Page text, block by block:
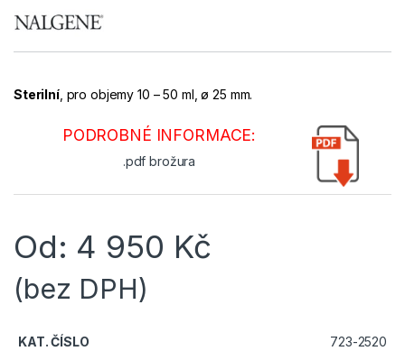
Sterilní, pro objemy 10 – 50 ml, ø 25 mm.
PODROBNÉ INFORMACE:
.pdf brožura
Od: 4 950 Kč
(bez DPH)
723-2520